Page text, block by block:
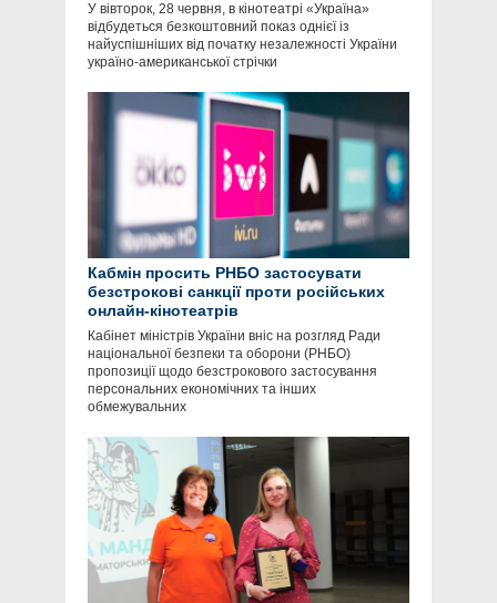
У вівторок, 28 червня, в кінотеатрі «Україна»
відбудеться безкоштовний показ однієї із
найуспішніших від початку незалежності України
україно-американської стрічки
Кабмін просить РНБО застосувати
безстрокові санкції проти російських
онлайн-кінотеатрів
Кабінет міністрів України вніс на розгляд Ради
національної безпеки та оборони (РНБО)
пропозиції щодо безстрокового застосування
персональних економічних та інших
обмежувальних